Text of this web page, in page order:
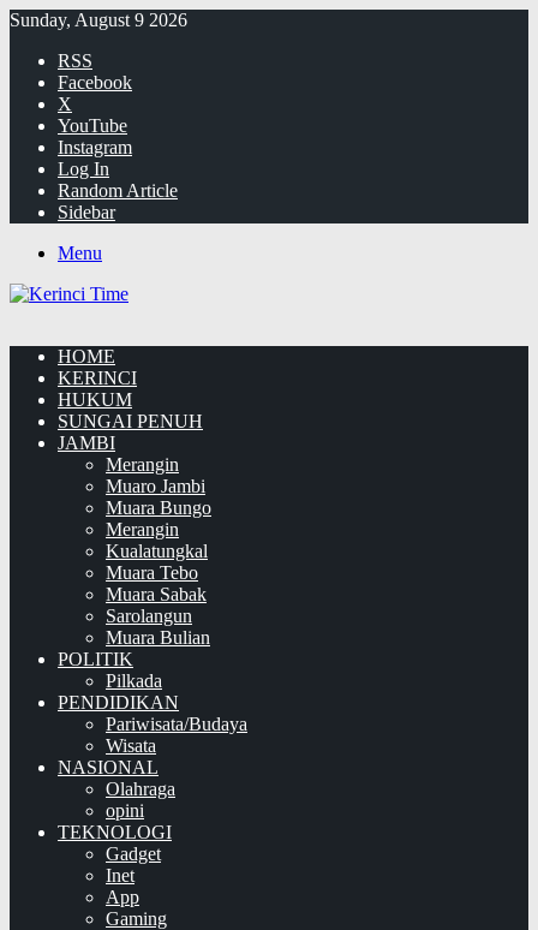
Sunday, August 9 2026
RSS
Facebook
X
YouTube
Instagram
Log In
Random Article
Sidebar
Menu
HOME
KERINCI
HUKUM
SUNGAI PENUH
JAMBI
Merangin
Muaro Jambi
Muara Bungo
Merangin
Kualatungkal
Muara Tebo
Muara Sabak
Sarolangun
Muara Bulian
POLITIK
Pilkada
PENDIDIKAN
Pariwisata/Budaya
Wisata
NASIONAL
Olahraga
opini
TEKNOLOGI
Gadget
Inet
App
Gaming